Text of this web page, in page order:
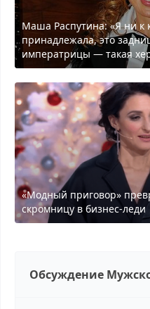
Маша Распутина: «Я ни к
принадлежала, это
императрицы — такая
«Модный приговор»
скромницу в бизнес-леди
Обсуждение